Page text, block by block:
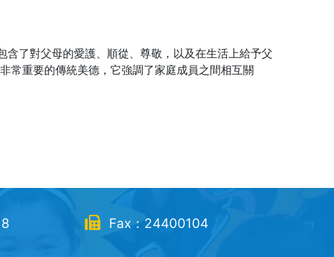
了對父母的愛護、順從、尊敬，以及在生活上給予父
常重要的傳統美德，它強調了家庭成員之間相互關
Fax：24400104